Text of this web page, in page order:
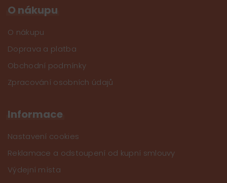
O nákupu
O nákupu
Doprava a platba
Obchodní podmínky
Zpracování osobních údajů
Informace
Nastavení cookies
Reklamace a odstoupení od kupní smlouvy
Výdejní místa